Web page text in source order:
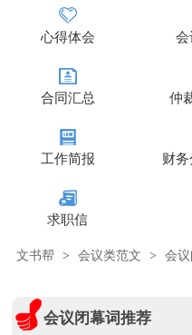
心得体会 会
合同汇总 仲
工作简报 财
求职信
文书帮 > 会议类范文 > 会议
会议闭幕词推荐